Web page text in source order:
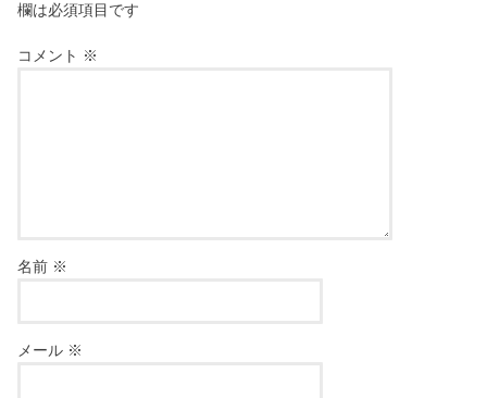
欄は必須項目です
コメント ※
名前 ※
メール ※